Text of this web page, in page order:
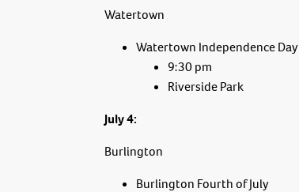
Watertown
Watertown Independence Day
9:30 pm
Riverside Park
July 4:
Burlington
Burlington Fourth of July